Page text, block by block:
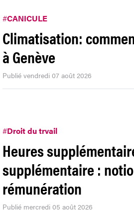
#CANICULE
Climatisation:
à Genève
Publié vendredi 07 août 2026
#Droit du trvail
Heures
supplémentaire :
rémunération
Publié mercredi 05 août 2026